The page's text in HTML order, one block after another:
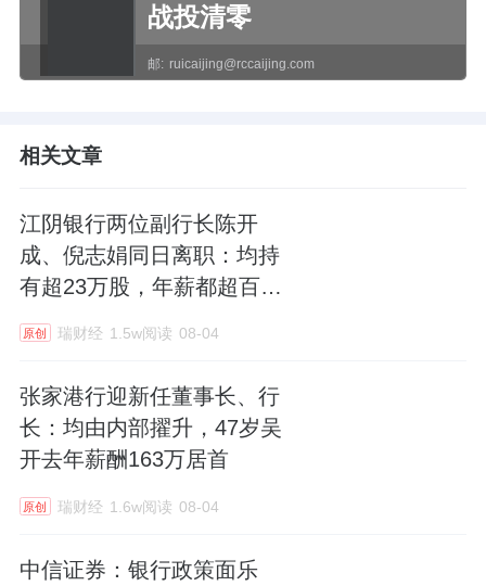
战投清零
邮: ruicaijing@rccaijing.com
相关文章
江阴银行两位副行长陈开
成、倪志娟同日离职：均持
有超23万股，年薪都超百万
元
原创 瑞财经 1.5w阅读 08-04
张家港行迎新任董事长、行
长：均由内部擢升，47岁吴
开去年薪酬163万居首
原创 瑞财经 1.6w阅读 08-04
中信证券：银行政策面乐